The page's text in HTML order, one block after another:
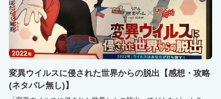
変異ウイルスに侵された世界からの脱出【感想・攻略
(ネタバレ無し)】